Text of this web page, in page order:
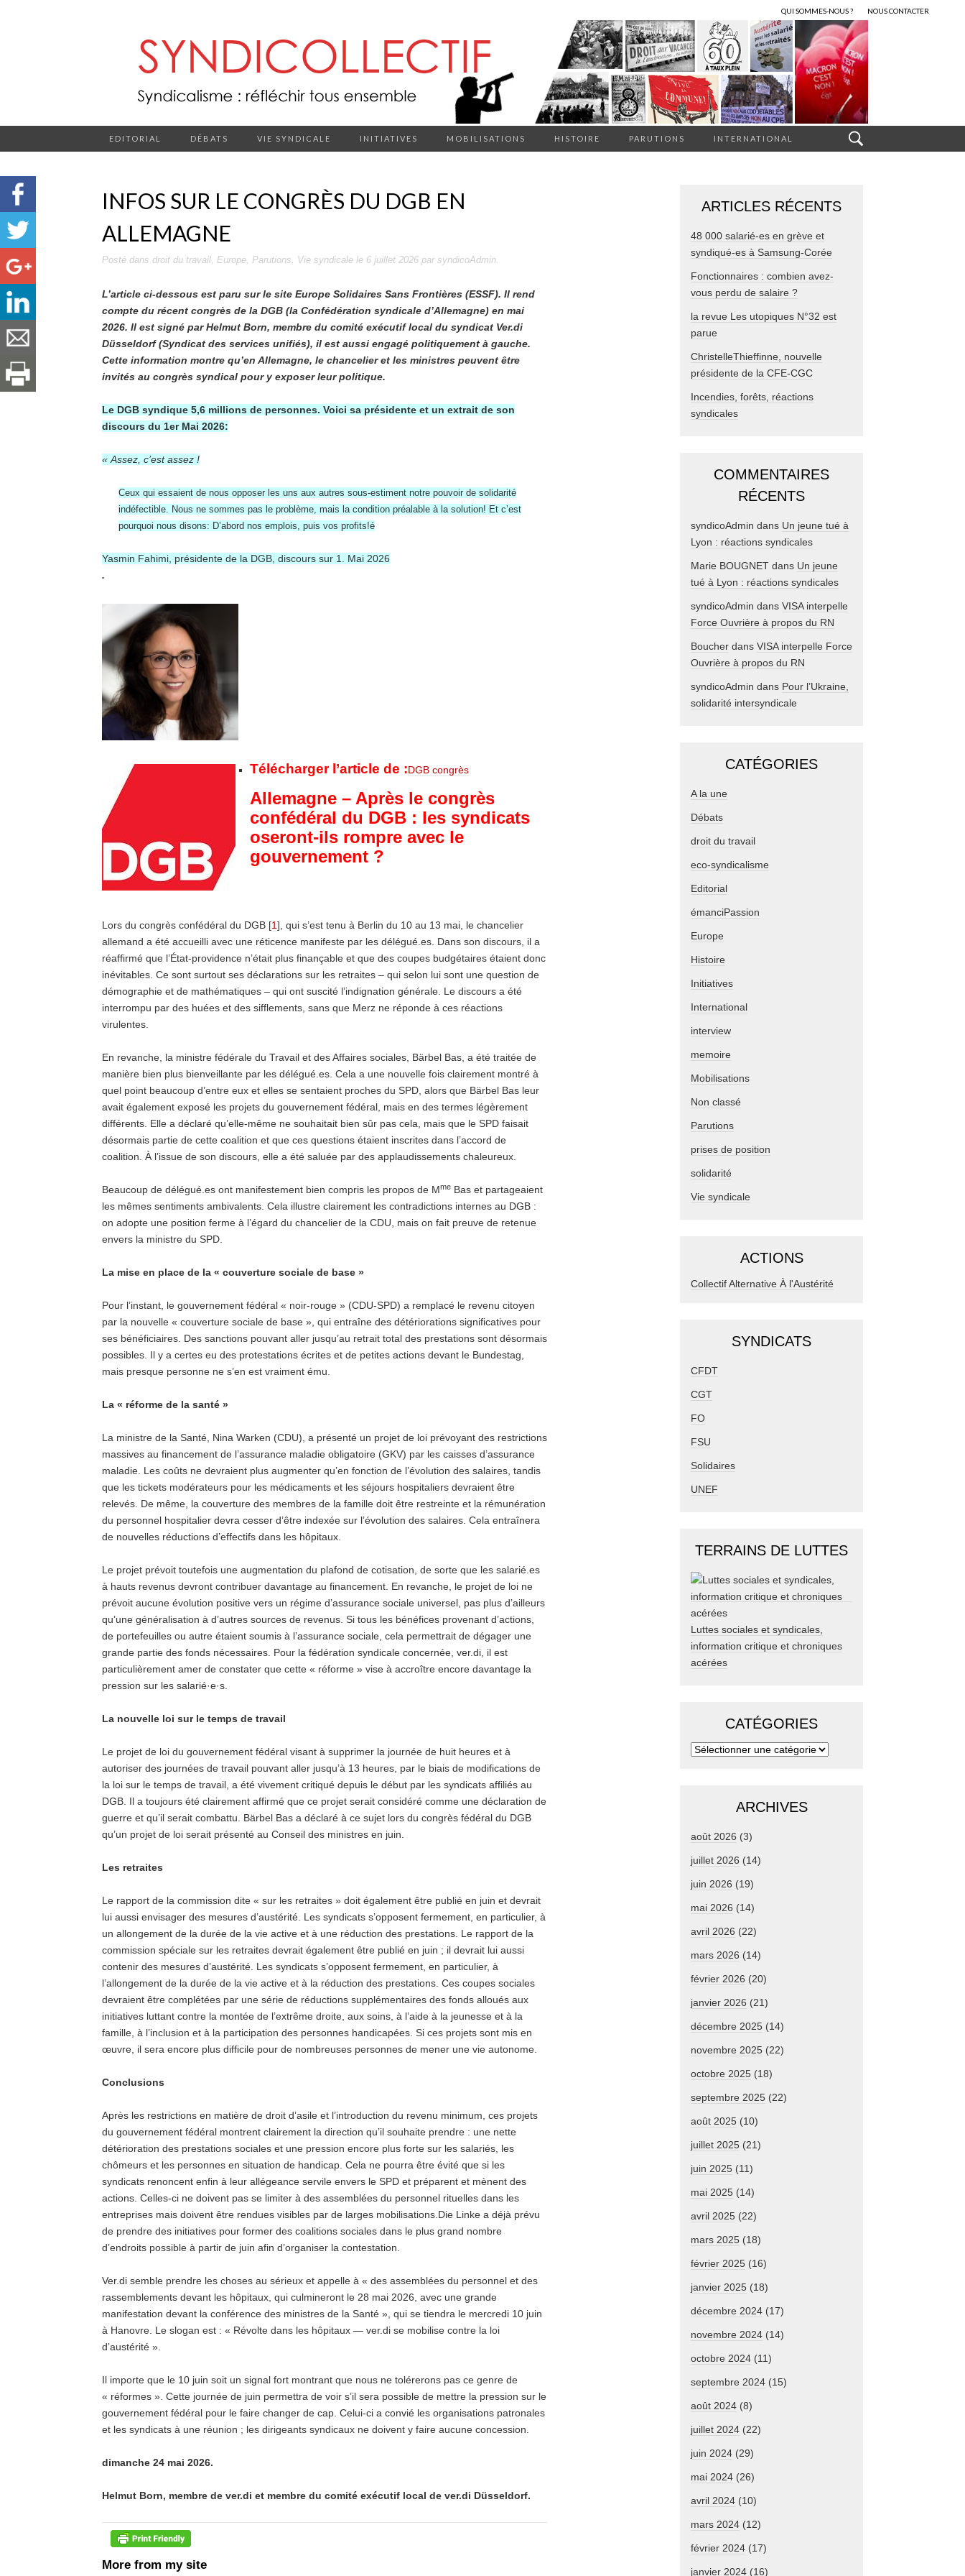
QUI SOMMES-NOUS ? NOUS CONTACTER
EDITORIAL DÉBATS VIE SYNDICALE INITIATIVES MOBILISATIONS HISTOIRE PARUTIONS INTERNATIONAL
INFOS SUR LE CONGRÈS DU DGB EN
ALLEMAGNE
Posté dans droit du travail, Europe, Parutions, Vie syndicale le 6 juillet 2026 par syndicoAdmin.
L’article ci-dessous est paru sur le site Europe Solidaires Sans Frontières (ESSF). Il rend
compte du récent congrès de la DGB (la Confédération syndicale d’Allemagne) en mai
2026. Il est signé par Helmut Born, membre du comité exécutif local du syndicat Ver.di
Düsseldorf (Syndicat des services unifiés), il est aussi engagé politiquement à gauche.
Cette information montre qu’en Allemagne, le chancelier et les ministres peuvent être
invités au congrès syndical pour y exposer leur politique.
Le DGB syndique 5,6 millions de personnes. Voici sa présidente et un extrait de son
discours du 1er Mai 2026:
« Assez, c’est assez !
Ceux qui essaient de nous opposer les uns aux autres sous-estiment notre pouvoir de solidarité
indéfectible. Nous ne sommes pas le problème, mais la condition préalable à la solution! Et c’est
pourquoi nous disons: D’abord nos emplois, puis vos profits!é
Yasmin Fahimi, présidente de la DGB, discours sur 1. Mai 2026
.
Télécharger l’article de :DGB congrès
Allemagne – Après le congrès
confédéral du DGB : les syndicats
oseront-ils rompre avec le
gouvernement ?
Lors du congrès confédéral du DGB [1], qui s’est tenu à Berlin du 10 au 13 mai, le chancelier
allemand a été accueilli avec une réticence manifeste par les délégué.es. Dans son discours, il a
réaffirmé que l’État-providence n’était plus finançable et que des coupes budgétaires étaient donc
inévitables. Ce sont surtout ses déclarations sur les retraites – qui selon lui sont une question de
démographie et de mathématiques – qui ont suscité l’indignation générale. Le discours a été
interrompu par des huées et des sifflements, sans que Merz ne réponde à ces réactions
virulentes.
En revanche, la ministre fédérale du Travail et des Affaires sociales, Bärbel Bas, a été traitée de
manière bien plus bienveillante par les délégué.es. Cela a une nouvelle fois clairement montré à
quel point beaucoup d’entre eux et elles se sentaient proches du SPD, alors que Bärbel Bas leur
avait également exposé les projets du gouvernement fédéral, mais en des termes légèrement
différents. Elle a déclaré qu’elle-même ne souhaitait bien sûr pas cela, mais que le SPD faisait
désormais partie de cette coalition et que ces questions étaient inscrites dans l’accord de
coalition. À l’issue de son discours, elle a été saluée par des applaudissements chaleureux.
Beaucoup de délégué.es ont manifestement bien compris les propos de Mme Bas et partageaient
les mêmes sentiments ambivalents. Cela illustre clairement les contradictions internes au DGB :
on adopte une position ferme à l’égard du chancelier de la CDU, mais on fait preuve de retenue
envers la ministre du SPD.
La mise en place de la « couverture sociale de base »
Pour l’instant, le gouvernement fédéral « noir-rouge » (CDU-SPD) a remplacé le revenu citoyen
par la nouvelle « couverture sociale de base », qui entraîne des détériorations significatives pour
ses bénéficiaires. Des sanctions pouvant aller jusqu’au retrait total des prestations sont désormais
possibles. Il y a certes eu des protestations écrites et de petites actions devant le Bundestag,
mais presque personne ne s’en est vraiment ému.
La « réforme de la santé »
La ministre de la Santé, Nina Warken (CDU), a présenté un projet de loi prévoyant des restrictions
massives au financement de l’assurance maladie obligatoire (GKV) par les caisses d’assurance
maladie. Les coûts ne devraient plus augmenter qu’en fonction de l’évolution des salaires, tandis
que les tickets modérateurs pour les médicaments et les séjours hospitaliers devraient être
relevés. De même, la couverture des membres de la famille doit être restreinte et la rémunération
du personnel hospitalier devra cesser d’être indexée sur l’évolution des salaires. Cela entraînera
de nouvelles réductions d’effectifs dans les hôpitaux.
Le projet prévoit toutefois une augmentation du plafond de cotisation, de sorte que les salarié.es
à hauts revenus devront contribuer davantage au financement. En revanche, le projet de loi ne
prévoit aucune évolution positive vers un régime d’assurance sociale universel, pas plus d’ailleurs
qu’une généralisation à d’autres sources de revenus. Si tous les bénéfices provenant d’actions,
de portefeuilles ou autre étaient soumis à l’assurance sociale, cela permettrait de dégager une
grande partie des fonds nécessaires. Pour la fédération syndicale concernée, ver.di, il est
particulièrement amer de constater que cette « réforme » vise à accroître encore davantage la
pression sur les salarié·e·s.
La nouvelle loi sur le temps de travail
Le projet de loi du gouvernement fédéral visant à supprimer la journée de huit heures et à
autoriser des journées de travail pouvant aller jusqu’à 13 heures, par le biais de modifications de
la loi sur le temps de travail, a été vivement critiqué depuis le début par les syndicats affiliés au
DGB. Il a toujours été clairement affirmé que ce projet serait considéré comme une déclaration de
guerre et qu’il serait combattu. Bärbel Bas a déclaré à ce sujet lors du congrès fédéral du DGB
qu’un projet de loi serait présenté au Conseil des ministres en juin.
Les retraites
Le rapport de la commission dite « sur les retraites » doit également être publié en juin et devrait
lui aussi envisager des mesures d’austérité. Les syndicats s’opposent fermement, en particulier, à
un allongement de la durée de la vie active et à une réduction des prestations. Le rapport de la
commission spéciale sur les retraites devrait également être publié en juin ; il devrait lui aussi
contenir des mesures d’austérité. Les syndicats s’opposent fermement, en particulier, à
l’allongement de la durée de la vie active et à la réduction des prestations. Ces coupes sociales
devraient être complétées par une série de réductions supplémentaires des fonds alloués aux
initiatives luttant contre la montée de l’extrême droite, aux soins, à l’aide à la jeunesse et à la
famille, à l’inclusion et à la participation des personnes handicapées. Si ces projets sont mis en
œuvre, il sera encore plus difficile pour de nombreuses personnes de mener une vie autonome.
Conclusions
Après les restrictions en matière de droit d’asile et l’introduction du revenu minimum, ces projets
du gouvernement fédéral montrent clairement la direction qu’il souhaite prendre : une nette
détérioration des prestations sociales et une pression encore plus forte sur les salariés, les
chômeurs et les personnes en situation de handicap. Cela ne pourra être évité que si les
syndicats renoncent enfin à leur allégeance servile envers le SPD et préparent et mènent des
actions. Celles-ci ne doivent pas se limiter à des assemblées du personnel rituelles dans les
entreprises mais doivent être rendues visibles par de larges mobilisations.Die Linke a déjà prévu
de prendre des initiatives pour former des coalitions sociales dans le plus grand nombre
d’endroits possible à partir de juin afin d’organiser la contestation.
Ver.di semble prendre les choses au sérieux et appelle à « des assemblées du personnel et des
rassemblements devant les hôpitaux, qui culmineront le 28 mai 2026, avec une grande
manifestation devant la conférence des ministres de la Santé », qui se tiendra le mercredi 10 juin
à Hanovre. Le slogan est : « Révolte dans les hôpitaux — ver.di se mobilise contre la loi
d’austérité ».
Il importe que le 10 juin soit un signal fort montrant que nous ne tolérerons pas ce genre de
« réformes ». Cette journée de juin permettra de voir s’il sera possible de mettre la pression sur le
gouvernement fédéral pour le faire changer de cap. Celui-ci a convié les organisations patronales
et les syndicats à une réunion ; les dirigeants syndicaux ne doivent y faire aucune concession.
dimanche 24 mai 2026.
Helmut Born, membre de ver.di et membre du comité exécutif local de ver.di Düsseldorf.
More from my site
ARTICLES RÉCENTS
48 000 salarié-es en grève et
syndiqué-es à Samsung-Corée
Fonctionnaires : combien avez-
vous perdu de salaire ?
la revue Les utopiques N°32 est
parue
ChristelleThieffinne, nouvelle
présidente de la CFE-CGC
Incendies, forêts, réactions
syndicales
COMMENTAIRES
RÉCENTS
syndicoAdmin dans Un jeune tué à
Lyon : réactions syndicales
Marie BOUGNET dans Un jeune
tué à Lyon : réactions syndicales
syndicoAdmin dans VISA interpelle
Force Ouvrière à propos du RN
Boucher dans VISA interpelle Force
Ouvrière à propos du RN
syndicoAdmin dans Pour l’Ukraine,
solidarité intersyndicale
CATÉGORIES
A la une
Débats
droit du travail
eco-syndicalisme
Editorial
émanciPassion
Europe
Histoire
Initiatives
International
interview
memoire
Mobilisations
Non classé
Parutions
prises de position
solidarité
Vie syndicale
ACTIONS
Collectif Alternative À l'Austérité
SYNDICATS
CFDT
CGT
FO
FSU
Solidaires
UNEF
TERRAINS DE LUTTES
Luttes sociales et syndicales,
information critique et chroniques
acérées
CATÉGORIES
ARCHIVES
août 2026 (3)
juillet 2026 (14)
juin 2026 (19)
mai 2026 (14)
avril 2026 (22)
mars 2026 (14)
février 2026 (20)
janvier 2026 (21)
décembre 2025 (14)
novembre 2025 (22)
octobre 2025 (18)
septembre 2025 (22)
août 2025 (10)
juillet 2025 (21)
juin 2025 (11)
mai 2025 (14)
avril 2025 (22)
mars 2025 (18)
février 2025 (16)
janvier 2025 (18)
décembre 2024 (17)
novembre 2024 (14)
octobre 2024 (11)
septembre 2024 (15)
août 2024 (8)
juillet 2024 (22)
juin 2024 (29)
mai 2024 (26)
avril 2024 (10)
mars 2024 (12)
février 2024 (17)
janvier 2024 (16)